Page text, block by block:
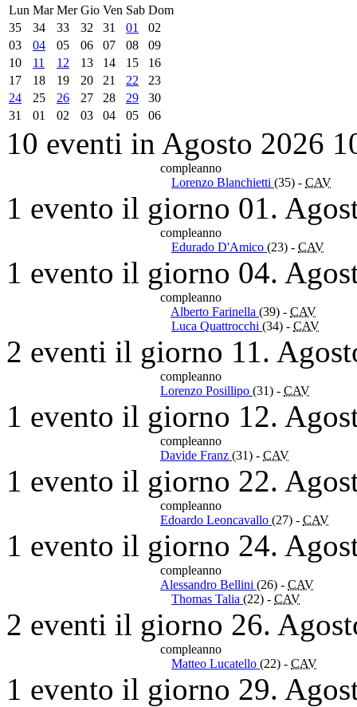
Lun Mar Mer Gio Ven Sab Dom
35
34 33 32 31 01
02
03
04 05 06 07 08
09
10
11 12 13 14 15
16
17
18 19 20 21 22
23
24
25 26 27 28 29
30
31
01 02 03 04 05 06
10 eventi in Agosto 2026
compleanno
Lorenzo Blanchietti (35) - CAV
1 evento il giorno 01.
compleanno
Edurado D'Amico (23) - CAV
1 evento il giorno 04.
compleanno
Alberto Farinella (39) - CAV
Luca Quattrocchi (34) - CAV
2 eventi il giorno 11.
compleanno
Lorenzo Posillipo (31) - CAV
1 evento il giorno 12.
compleanno
Davide Franz (31) - CAV
1 evento il giorno 22.
compleanno
Edoardo Leoncavallo (27) - CAV
1 evento il giorno 24.
compleanno
Alessandro Bellini (26) - CAV
Thomas Talia (22) - CAV
2 eventi il giorno 26.
compleanno
Matteo Lucatello (22) - CAV
1 evento il giorno 29.